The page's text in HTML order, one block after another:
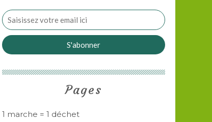
Pages
1 marche = 1 déchet